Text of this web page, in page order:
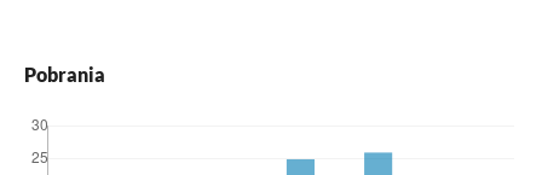
Pobrania